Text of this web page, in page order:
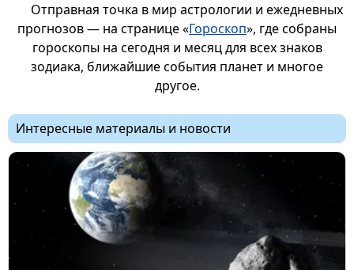
Отправная точка в мир астрологии и ежедневных
прогнозов — на странице «Гороскоп», где собраны
гороскопы на сегодня и месяц для всех знаков
зодиака, ближайшие события планет и многое
другое.
Интересные материалы и новости